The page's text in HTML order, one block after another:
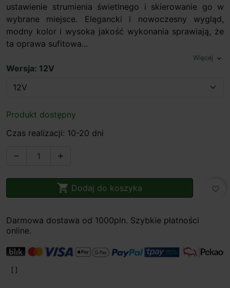
ustawienie strumienia świetlnego i skierowanie go w
wybrane miejsce. Elegancki i nowoczesny wygląd,
modny kolor i wysoka jakość wykonania sprawiają, że
ta oprawa sufitowa...
Więcej expand_more
Wersja: 12V
Produkt dostępny
Czas realizacji: 10-20 dni
 
 Dodaj do koszyka favorite_border
Darmowa dostawa od 1000pln. Szybkie płatności
online.